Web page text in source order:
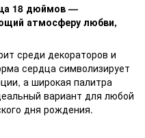
18 дюймов —
атмосферу любви,
среди декораторов и
сердца символизирует
а широкая палитра
вариант для любой
дня рождения.